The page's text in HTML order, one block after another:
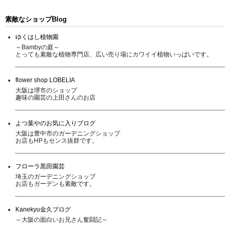
素敵なショップBlog
ゆくはし植物園
～Bambyの庭～
とっても素敵な植物専門店、広い売り場にカワイイ植物いっぱいです。
flower shop LOBELIA
大阪は堺市のショップ
趣味の園芸の上田さんのお店
よつ葉やのお気に入りブログ
大阪は豊中市のガーデニングショップ
お店もHPもセンス抜群です。
フローラ黒田園芸
埼玉のガーデニングショップ
お店もガーデンも素敵です。
Kanekyu金久ブログ
～大阪の面白いお兄さん奮闘記～